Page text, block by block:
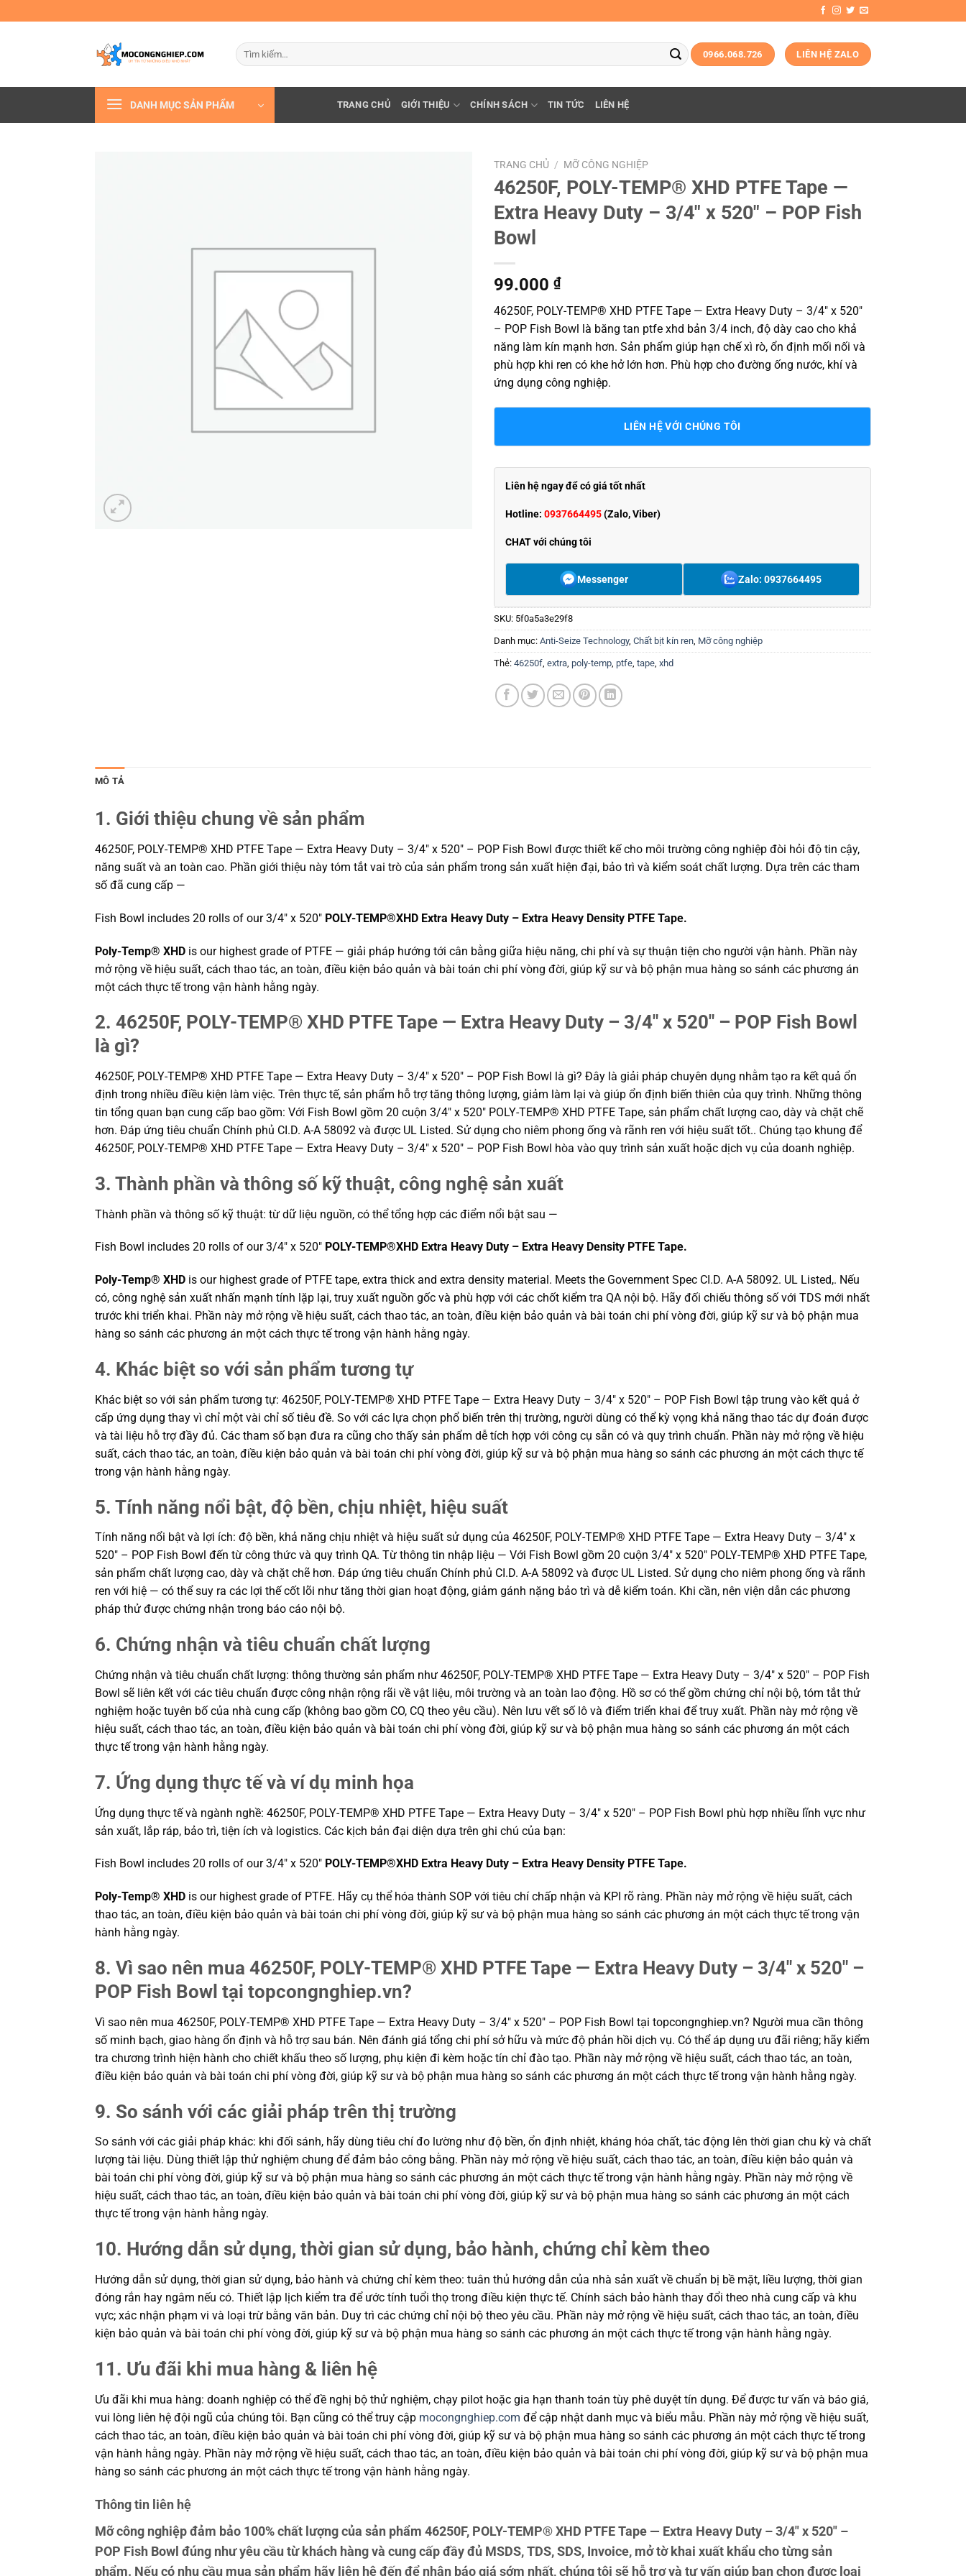
qua
Tìm
kiếm:
0966.068.726 LIÊN HỆ ZALO
DANH MỤC SẢN PHẨM TRANG CHỦ GIỚI THIỆU CHÍNH SÁCH TIN TỨC LIÊN HỆ
TRANG CHỦ / MỠ CÔNG NGHIỆP
46250F, POLY-TEMP® XHD PTFE Tape —
Extra Heavy Duty – 3/4″ x 520″ – POP Fish
Bowl
99.000 ₫
46250F, POLY-TEMP® XHD PTFE Tape — Extra Heavy Duty – 3/4″ x 520″
– POP Fish Bowl là băng tan ptfe xhd bản 3/4 inch, độ dày cao cho khả
năng làm kín mạnh hơn. Sản phẩm giúp hạn chế xì rò, ổn định mối nối và
phù hợp khi ren có khe hở lớn hơn. Phù hợp cho đường ống nước, khí và
ứng dụng công nghiệp.
LIÊN HỆ VỚI CHÚNG TÔI
Liên hệ ngay để có giá tốt nhất
Hotline: 0937664495(Zalo, Viber)
CHAT với chúng tôi
Messenger Zalo: 0937664495
SKU: 5f0a5a3e29f8
Danh mục: Anti-Seize Technology, Chất bịt kín ren, Mỡ công nghiệp
Thẻ: 46250f, extra, poly-temp, ptfe, tape, xhd
MÔ TẢ
1. Giới thiệu chung về sản phẩm
46250F, POLY-TEMP® XHD PTFE Tape — Extra Heavy Duty – 3/4″ x 520″ – POP Fish Bowl được thiết kế cho môi trường công nghiệp đòi hỏi độ tin cậy,
năng suất và an toàn cao. Phần giới thiệu này tóm tắt vai trò của sản phẩm trong sản xuất hiện đại, bảo trì và kiểm soát chất lượng. Dựa trên các tham
số đã cung cấp —
Fish Bowl includes 20 rolls of our 3/4″ x 520″ POLY-TEMP®XHD Extra Heavy Duty – Extra Heavy Density PTFE Tape.
Poly-Temp® XHD is our highest grade of PTFE — giải pháp hướng tới cân bằng giữa hiệu năng, chi phí và sự thuận tiện cho người vận hành. Phần này
mở rộng về hiệu suất, cách thao tác, an toàn, điều kiện bảo quản và bài toán chi phí vòng đời, giúp kỹ sư và bộ phận mua hàng so sánh các phương án
một cách thực tế trong vận hành hằng ngày.
2. 46250F, POLY-TEMP® XHD PTFE Tape — Extra Heavy Duty – 3/4″ x 520″ – POP Fish Bowl
là gì?
46250F, POLY-TEMP® XHD PTFE Tape — Extra Heavy Duty – 3/4″ x 520″ – POP Fish Bowl là gì? Đây là giải pháp chuyên dụng nhằm tạo ra kết quả ổn
định trong nhiều điều kiện làm việc. Trên thực tế, sản phẩm hỗ trợ tăng thông lượng, giảm làm lại và giúp ổn định biến thiên của quy trình. Những thông
tin tổng quan bạn cung cấp bao gồm: Với Fish Bowl gồm 20 cuộn 3/4″ x 520″ POLY-TEMP® XHD PTFE Tape, sản phẩm chất lượng cao, dày và chặt chẽ
hơn. Đáp ứng tiêu chuẩn Chính phủ CI.D. A-A 58092 và được UL Listed. Sử dụng cho niêm phong ống và rãnh ren với hiệu suất tốt.. Chúng tạo khung để
46250F, POLY-TEMP® XHD PTFE Tape — Extra Heavy Duty – 3/4″ x 520″ – POP Fish Bowl hòa vào quy trình sản xuất hoặc dịch vụ của doanh nghiệp.
3. Thành phần và thông số kỹ thuật, công nghệ sản xuất
Thành phần và thông số kỹ thuật: từ dữ liệu nguồn, có thể tổng hợp các điểm nổi bật sau —
Fish Bowl includes 20 rolls of our 3/4″ x 520″ POLY-TEMP®XHD Extra Heavy Duty – Extra Heavy Density PTFE Tape.
Poly-Temp® XHD is our highest grade of PTFE tape, extra thick and extra density material. Meets the Government Spec CI.D. A-A 58092. UL Listed,. Nếu
có, công nghệ sản xuất nhấn mạnh tính lặp lại, truy xuất nguồn gốc và phù hợp với các chốt kiểm tra QA nội bộ. Hãy đối chiếu thông số với TDS mới nhất
trước khi triển khai. Phần này mở rộng về hiệu suất, cách thao tác, an toàn, điều kiện bảo quản và bài toán chi phí vòng đời, giúp kỹ sư và bộ phận mua
hàng so sánh các phương án một cách thực tế trong vận hành hằng ngày.
4. Khác biệt so với sản phẩm tương tự
Khác biệt so với sản phẩm tương tự: 46250F, POLY-TEMP® XHD PTFE Tape — Extra Heavy Duty – 3/4″ x 520″ – POP Fish Bowl tập trung vào kết quả ở
cấp ứng dụng thay vì chỉ một vài chỉ số tiêu đề. So với các lựa chọn phổ biến trên thị trường, người dùng có thể kỳ vọng khả năng thao tác dự đoán được
và tài liệu hỗ trợ đầy đủ. Các tham số bạn đưa ra cũng cho thấy sản phẩm dễ tích hợp với công cụ sẵn có và quy trình chuẩn. Phần này mở rộng về hiệu
suất, cách thao tác, an toàn, điều kiện bảo quản và bài toán chi phí vòng đời, giúp kỹ sư và bộ phận mua hàng so sánh các phương án một cách thực tế
trong vận hành hằng ngày.
5. Tính năng nổi bật, độ bền, chịu nhiệt, hiệu suất
Tính năng nổi bật và lợi ích: độ bền, khả năng chịu nhiệt và hiệu suất sử dụng của 46250F, POLY-TEMP® XHD PTFE Tape — Extra Heavy Duty – 3/4″ x
520″ – POP Fish Bowl đến từ công thức và quy trình QA. Từ thông tin nhập liệu — Với Fish Bowl gồm 20 cuộn 3/4″ x 520″ POLY-TEMP® XHD PTFE Tape,
sản phẩm chất lượng cao, dày và chặt chẽ hơn. Đáp ứng tiêu chuẩn Chính phủ CI.D. A-A 58092 và được UL Listed. Sử dụng cho niêm phong ống và rãnh
ren với hiệ — có thể suy ra các lợi thế cốt lõi như tăng thời gian hoạt động, giảm gánh nặng bảo trì và dễ kiểm toán. Khi cần, nên viện dẫn các phương
pháp thử được chứng nhận trong báo cáo nội bộ.
6. Chứng nhận và tiêu chuẩn chất lượng
Chứng nhận và tiêu chuẩn chất lượng: thông thường sản phẩm như 46250F, POLY-TEMP® XHD PTFE Tape — Extra Heavy Duty – 3/4″ x 520″ – POP Fish
Bowl sẽ liên kết với các tiêu chuẩn được công nhận rộng rãi về vật liệu, môi trường và an toàn lao động. Hồ sơ có thể gồm chứng chỉ nội bộ, tóm tắt thử
nghiệm hoặc tuyên bố của nhà cung cấp (không bao gồm CO, CQ theo yêu cầu). Nên lưu vết số lô và điểm triển khai để truy xuất. Phần này mở rộng về
hiệu suất, cách thao tác, an toàn, điều kiện bảo quản và bài toán chi phí vòng đời, giúp kỹ sư và bộ phận mua hàng so sánh các phương án một cách
thực tế trong vận hành hằng ngày.
7. Ứng dụng thực tế và ví dụ minh họa
Ứng dụng thực tế và ngành nghề: 46250F, POLY-TEMP® XHD PTFE Tape — Extra Heavy Duty – 3/4″ x 520″ – POP Fish Bowl phù hợp nhiều lĩnh vực như
sản xuất, lắp ráp, bảo trì, tiện ích và logistics. Các kịch bản đại diện dựa trên ghi chú của bạn:
Fish Bowl includes 20 rolls of our 3/4″ x 520″ POLY-TEMP®XHD Extra Heavy Duty – Extra Heavy Density PTFE Tape.
Poly-Temp® XHD is our highest grade of PTFE. Hãy cụ thể hóa thành SOP với tiêu chí chấp nhận và KPI rõ ràng. Phần này mở rộng về hiệu suất, cách
thao tác, an toàn, điều kiện bảo quản và bài toán chi phí vòng đời, giúp kỹ sư và bộ phận mua hàng so sánh các phương án một cách thực tế trong vận
hành hằng ngày.
8. Vì sao nên mua 46250F, POLY-TEMP® XHD PTFE Tape — Extra Heavy Duty – 3/4″ x 520″ –
POP Fish Bowl tại topcongnghiep.vn?
Vì sao nên mua 46250F, POLY-TEMP® XHD PTFE Tape — Extra Heavy Duty – 3/4″ x 520″ – POP Fish Bowl tại topcongnghiep.vn? Người mua cần thông
số minh bạch, giao hàng ổn định và hỗ trợ sau bán. Nên đánh giá tổng chi phí sở hữu và mức độ phản hồi dịch vụ. Có thể áp dụng ưu đãi riêng; hãy kiểm
tra chương trình hiện hành cho chiết khấu theo số lượng, phụ kiện đi kèm hoặc tín chỉ đào tạo. Phần này mở rộng về hiệu suất, cách thao tác, an toàn,
điều kiện bảo quản và bài toán chi phí vòng đời, giúp kỹ sư và bộ phận mua hàng so sánh các phương án một cách thực tế trong vận hành hằng ngày.
9. So sánh với các giải pháp trên thị trường
So sánh với các giải pháp khác: khi đối sánh, hãy dùng tiêu chí đo lường như độ bền, ổn định nhiệt, kháng hóa chất, tác động lên thời gian chu kỳ và chất
lượng tài liệu. Dùng thiết lập thử nghiệm chung để đảm bảo công bằng. Phần này mở rộng về hiệu suất, cách thao tác, an toàn, điều kiện bảo quản và
bài toán chi phí vòng đời, giúp kỹ sư và bộ phận mua hàng so sánh các phương án một cách thực tế trong vận hành hằng ngày. Phần này mở rộng về
hiệu suất, cách thao tác, an toàn, điều kiện bảo quản và bài toán chi phí vòng đời, giúp kỹ sư và bộ phận mua hàng so sánh các phương án một cách
thực tế trong vận hành hằng ngày.
10. Hướng dẫn sử dụng, thời gian sử dụng, bảo hành, chứng chỉ kèm theo
Hướng dẫn sử dụng, thời gian sử dụng, bảo hành và chứng chỉ kèm theo: tuân thủ hướng dẫn của nhà sản xuất về chuẩn bị bề mặt, liều lượng, thời gian
đóng rắn hay ngâm nếu có. Thiết lập lịch kiểm tra để ước tính tuổi thọ trong điều kiện thực tế. Chính sách bảo hành thay đổi theo nhà cung cấp và khu
vực; xác nhận phạm vi và loại trừ bằng văn bản. Duy trì các chứng chỉ nội bộ theo yêu cầu. Phần này mở rộng về hiệu suất, cách thao tác, an toàn, điều
kiện bảo quản và bài toán chi phí vòng đời, giúp kỹ sư và bộ phận mua hàng so sánh các phương án một cách thực tế trong vận hành hằng ngày.
11. Ưu đãi khi mua hàng & liên hệ
Ưu đãi khi mua hàng: doanh nghiệp có thể đề nghị bộ thử nghiệm, chạy pilot hoặc gia hạn thanh toán tùy phê duyệt tín dụng. Để được tư vấn và báo giá,
vui lòng liên hệ đội ngũ của chúng tôi. Bạn cũng có thể truy cập mocongnghiep.com để cập nhật danh mục và biểu mẫu. Phần này mở rộng về hiệu suất,
cách thao tác, an toàn, điều kiện bảo quản và bài toán chi phí vòng đời, giúp kỹ sư và bộ phận mua hàng so sánh các phương án một cách thực tế trong
vận hành hằng ngày. Phần này mở rộng về hiệu suất, cách thao tác, an toàn, điều kiện bảo quản và bài toán chi phí vòng đời, giúp kỹ sư và bộ phận mua
hàng so sánh các phương án một cách thực tế trong vận hành hằng ngày.
Thông tin liên hệ
Mỡ công nghiệp đảm bảo 100% chất lượng của sản phẩm 46250F, POLY-TEMP® XHD PTFE Tape — Extra Heavy Duty – 3/4″ x 520″ –
POP Fish Bowl đúng như yêu cầu từ khách hàng và cung cấp đầy đủ MSDS, TDS, SDS, Invoice, mở tờ khai xuất khẩu cho từng sản
phẩm. Nếu có nhu cầu mua sản phẩm hãy liên hệ đến để nhận báo giá sớm nhất, chúng tôi sẽ hỗ trợ và tư vấn giúp bạn chọn được loại